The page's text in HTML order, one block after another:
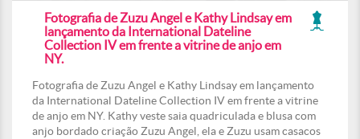
Fotografia de Zuzu Angel e Kathy Lindsay em
lançamento da International Dateline
Collection IV em frente a vitrine de anjo em
NY.
Fotografia de Zuzu Angel e Kathy Lindsay em lançamento
da International Dateline Collection IV em frente a vitrine
de anjo em NY. Kathy veste saia quadriculada e blusa com
anjo bordado criação Zuzu Angel, ela e Zuzu usam casacos